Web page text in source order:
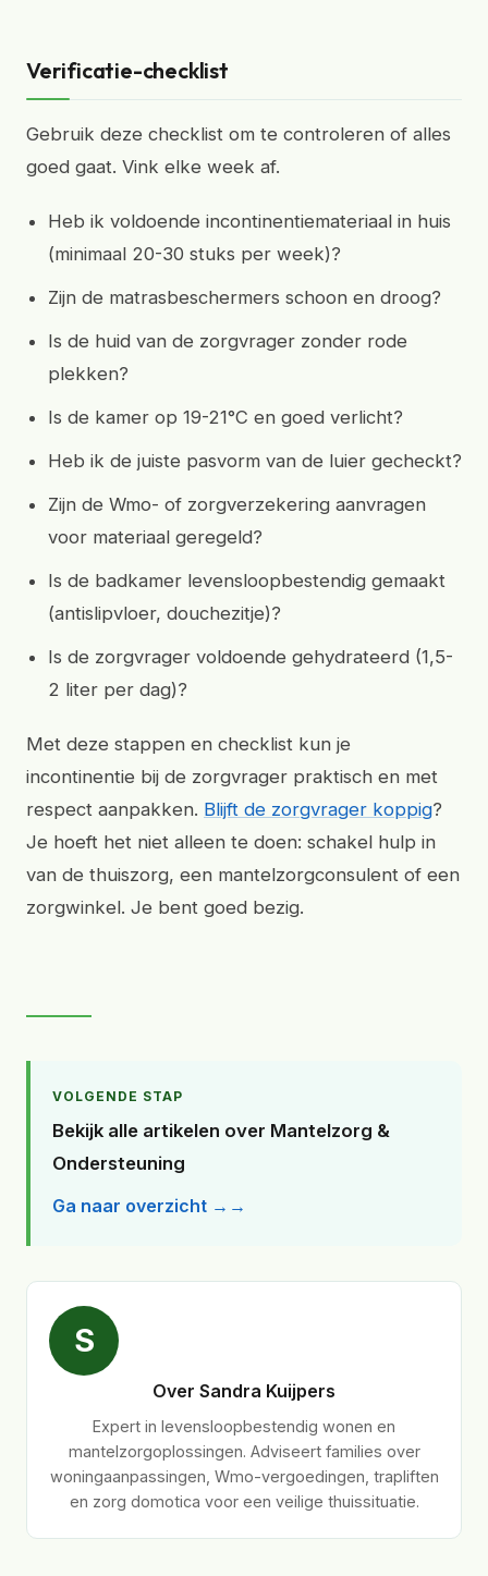
Verificatie-checklist
Gebruik deze checklist om te controleren of alles
goed gaat. Vink elke week af.
Heb ik voldoende incontinentiemateriaal in huis
(minimaal 20-30 stuks per week)?
Zijn de matrasbeschermers schoon en droog?
Is de huid van de zorgvrager zonder rode
plekken?
Is de kamer op 19-21°C en goed verlicht?
Heb ik de juiste pasvorm van de luier gecheckt?
Zijn de Wmo- of zorgverzekering aanvragen
voor materiaal geregeld?
Is de badkamer levensloopbestendig gemaakt
(antislipvloer, douchezitje)?
Is de zorgvrager voldoende gehydrateerd (1,5-
2 liter per dag)?
Met deze stappen en checklist kun je
incontinentie bij de zorgvrager praktisch en met
respect aanpakken. Blijft de zorgvrager koppig?
Je hoeft het niet alleen te doen: schakel hulp in
van de thuiszorg, een mantelzorgconsulent of een
zorgwinkel. Je bent goed bezig.
VOLGENDE STAP
Bekijk alle artikelen over Mantelzorg &
Ondersteuning
Ga naar overzicht →
S
Over Sandra Kuijpers
Expert in levensloopbestendig wonen en
mantelzorgoplossingen. Adviseert families over
woningaanpassingen, Wmo-vergoedingen, trapliften
en zorg domotica voor een veilige thuissituatie.